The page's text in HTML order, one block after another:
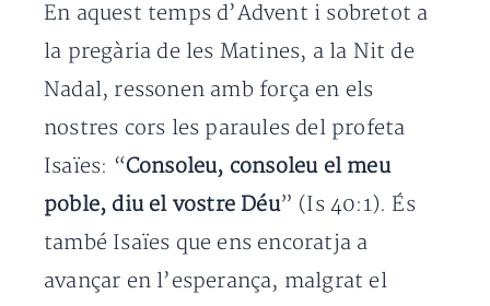
En aquest temps d’Advent i sobretot a
la pregària de les Matines, a la Nit de
Nadal, ressonen amb força en els
nostres cors les paraules del profeta
Isaïes: “Consoleu, consoleu el meu
poble, diu el vostre Déu” (Is 40:1). És
també Isaïes que ens encoratja a
avançar en l’esperança, malgrat el